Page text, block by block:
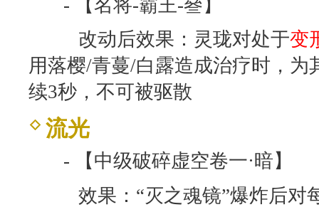
- 【名将-霸王-叄】
改动后效果：灵珑对处于变
用落樱/青蔓/白露造成治疗时，为
续3秒，不可被驱散
流光
- 【中级破碎虚空卷一·暗】
效果：“灭之魂镜”爆炸后对